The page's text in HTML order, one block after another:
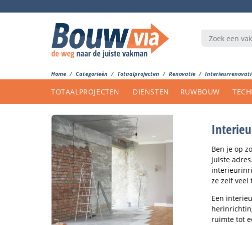
Home Categorieën Totaalprojecten Renovatie
TOTAALPROJECTEN DIENSTEN RUWBOUW
Ben je op
juiste
ze zelf veel
Een
ruimte tot